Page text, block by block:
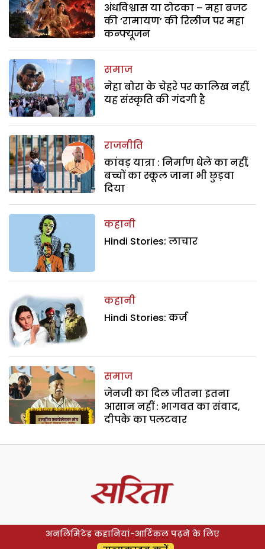
अंधविश्वास या टोटका – महा बजट
की ‘रामायण’ की रिलीज पर महा
कन्फ्यूजन
समाज
नेहा बोरा के चेहरे पर कालिख नहीं,
यह संस्कृति की गंदगी है
राजनीति
कांवड़ यात्रा : निर्माण धेले का नहीं,
बच्चों का स्कूल जाना भी छुड़वा
दिया
कहानी
Hindi Stories: लाचार
कहानी
Hindi Stories: कर्ज
समाज
जेनजी का दिल जीतना इतना
आसान नहीं : भागवत का संवाद,
दीपके का पलटवार
अनलिमिटेड कहानियां-आर्टिकल पढ़ने के लिए